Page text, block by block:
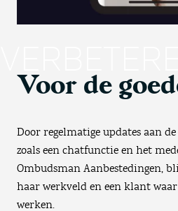
Voor de
Door regelmatige updates aan
zoals een chatfunctie en het
Ombudsman Aanbestedingen,
haar werkveld en een klant
werken.